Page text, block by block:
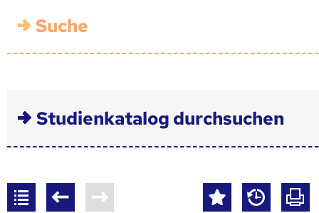
Suche
Studienkatalog durchsuchen